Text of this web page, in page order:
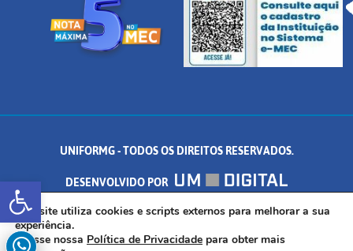
Abrir a barra de ferramentas
UNIFORMG - TODOS OS DIREITOS RESERVADOS.
DESENVOLVIDO POR
AV. DR. ARNALDO DE SENNA, 328 - PALMEIRAS, FORMIGA/MG - CEP:
35.574.530
Este site utiliza cookies e scripts externos para melhorar a sua
experiência.
Acesse nossa Política de Privacidade para obter mais